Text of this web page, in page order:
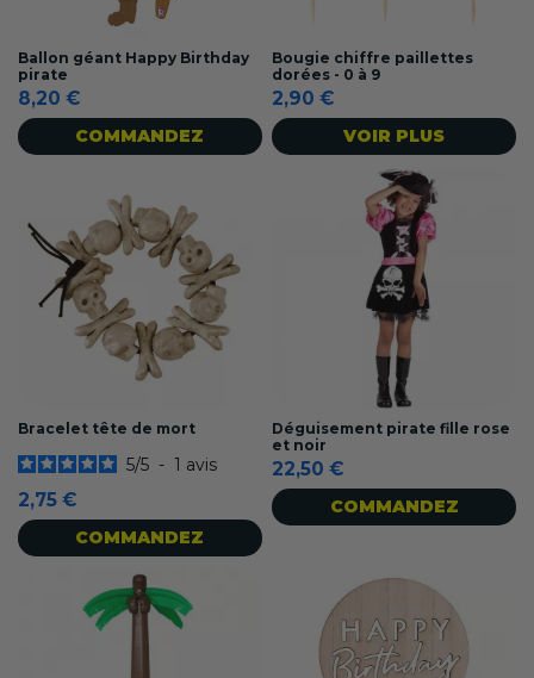
Ballon géant Happy Birthday
pirate
8,20 €
COMMANDEZ
Bougie chiffre paillettes
dorées - 0 à 9
2,90 €
VOIR PLUS
Bracelet tête de mort
5/5 - 1 avis
2,75 €
COMMANDEZ
Déguisement pirate fille rose
et noir
22,50 €
COMMANDEZ